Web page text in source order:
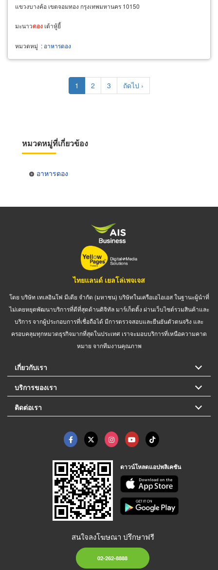
แขวงบางค้อ เขตจอมทอง กรุงเทพมหานคร 10150
มะนาวดอง เต้าหู้ยี้
หมวดหมู่ : อาหารดอง
Current
page
1 Page
2 Page
3
Next
page
ถัดไป ›
หมวดหมู่ที่เกี่ยวข้อง
อาหารดอง
ไทยแลนด์ เยลโล่เพจเจส
โดย บริษัท เทเลอินโฟ มีเดีย จำกัด (มหาชน) บริษัทในเครือเอไอเอส ในฐานะผู้นำที่
ไม่เคยหยุดพัฒนาบริการที่ดีที่สุดด้านดิจิทัล มาร์เก็ตติ้ง ผ่านเว็บไซต์รวมสินค้าและ
บริการ จากผู้ประกอบการที่เชื่อถือได้ มีการตรวจสอบและยืนยันตัวตนจริง และ
ครอบคลุมทุกหมวดธุรกิจมากที่สุดในประเทศ เราจะมอบบริการที่เหนือความคาด
หมาย จากทีมงานคุณภาพ
เกี่ยวกับเรา
บริการของเรา
ติดต่อเรา
ดาวน์โหลดแอปพลิเคชัน
สนใจลงโฆษณา ปรึกษาฟรี
02-262-8888